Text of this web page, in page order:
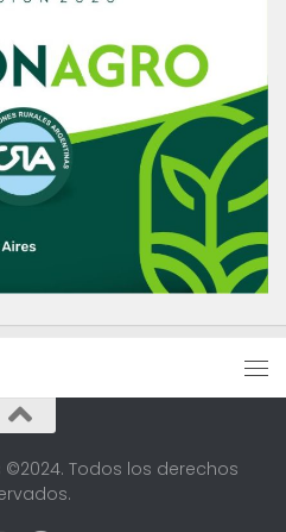
Todos los derechos